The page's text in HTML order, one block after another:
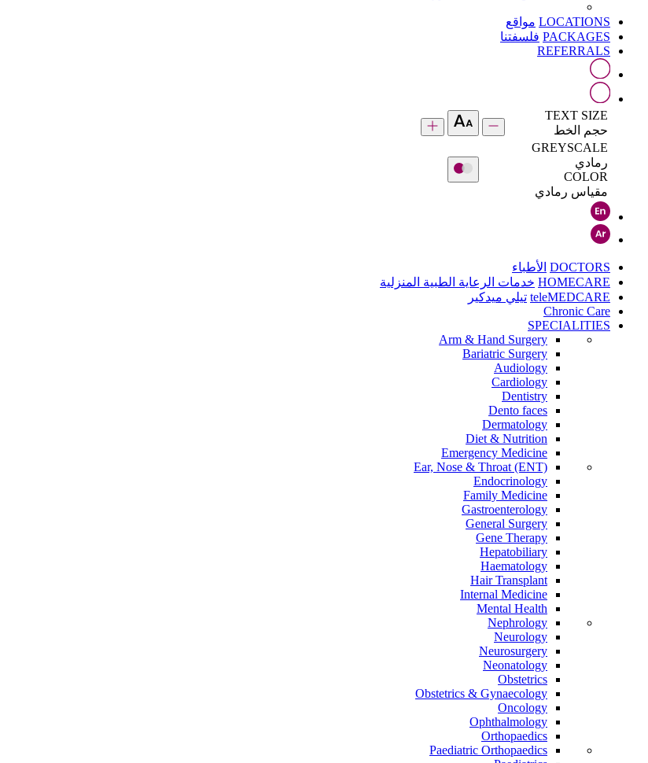
LOCATIONS مواقع
PACKAGES فلسفتنا
REFERRALS
TEXT SIZE
حجم الخط
GREYSCALE
رمادي
COLOR
مقياس رمادي
DOCTORS الأطباء
HOMECARE خدمات الرعاية الطبية المنزلية
teleMEDCARE تيلي ميدكير
Chronic Care
SPECIALITIES
Arm & Hand Surgery
Bariatric Surgery
Audiology
Cardiology
Dentistry
Dento faces
Dermatology
Diet & Nutrition
Emergency Medicine
Ear, Nose & Throat (ENT)
Endocrinology
Family Medicine
Gastroenterology
General Surgery
Gene Therapy
Hepatobiliary
Haematology
Hair Transplant
Internal Medicine
Mental Health
Nephrology
Neurology
Neurosurgery
Neonatology
Obstetrics
Obstetrics & Gynaecology
Oncology
Ophthalmology
Orthopaedics
Paediatric Orthopaedics